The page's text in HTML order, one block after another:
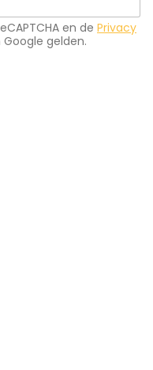
en de Privacy
Google gelden.